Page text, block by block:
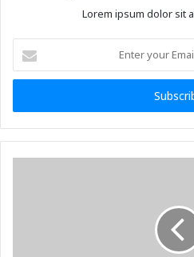
Lorem ipsum dolor sit
your
Email